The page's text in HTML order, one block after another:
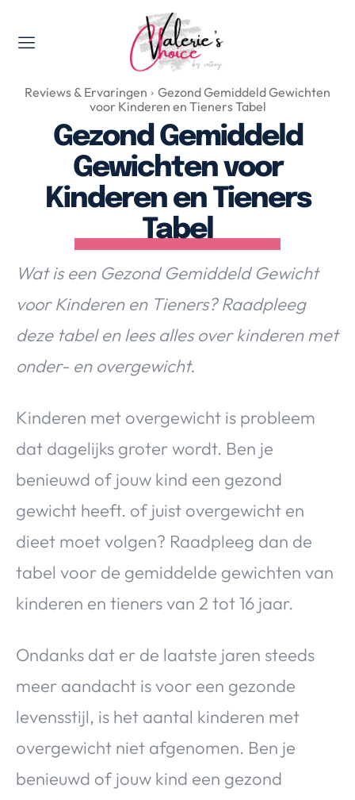
Valerie's Topics
Travel & Culture
Food & Drinks
Happyness & Opmerkelijk
Lifestyle, Sport & Duurzaamheid
Gadgets & Tech
Top 5 van Valerie
Health & Beauty
Huis & Tuin
Nieuws & Media
Over Valerie
De Top 5
Contact
Food & Drinks Health & Beauty Gadgets
Huis & Tuin
Reviews & Ervaringen
Gezond Gemiddeld Gewichten
voor Kinderen en Tieners Tabel
Gezond Gemiddeld
Gewichten voor
Kinderen en Tieners
Tabel
Wat is een Gezond Gemiddeld Gewicht
voor Kinderen en Tieners? Raadpleeg
deze tabel en lees alles over kinderen met
onder- en overgewicht.
Kinderen met overgewicht is probleem
dat dagelijks groter wordt. Ben je
benieuwd of jouw kind een gezond
gewicht heeft. of juist overgewicht en
dieet moet volgen? Raadpleeg dan de
tabel voor de gemiddelde gewichten van
kinderen en tieners van 2 tot 16 jaar.
Ondanks dat er de laatste jaren steeds
meer aandacht is voor een gezonde
levensstijl, is het aantal kinderen met
overgewicht niet afgenomen. Ben je
benieuwd of jouw kind een gezond